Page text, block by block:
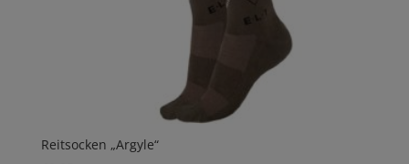
Reitsocken „Argyle“